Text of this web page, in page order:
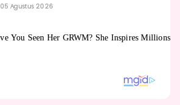
05 Agustus 2026